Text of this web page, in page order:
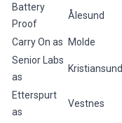
Battery
Proof
Ålesund
Carry On as Molde
Senior Labs
as
Kristiansund
Etterspurt
as
Vestnes